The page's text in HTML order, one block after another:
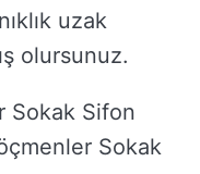
uzak
olursunuz.
Sokak Sifon
Sokak